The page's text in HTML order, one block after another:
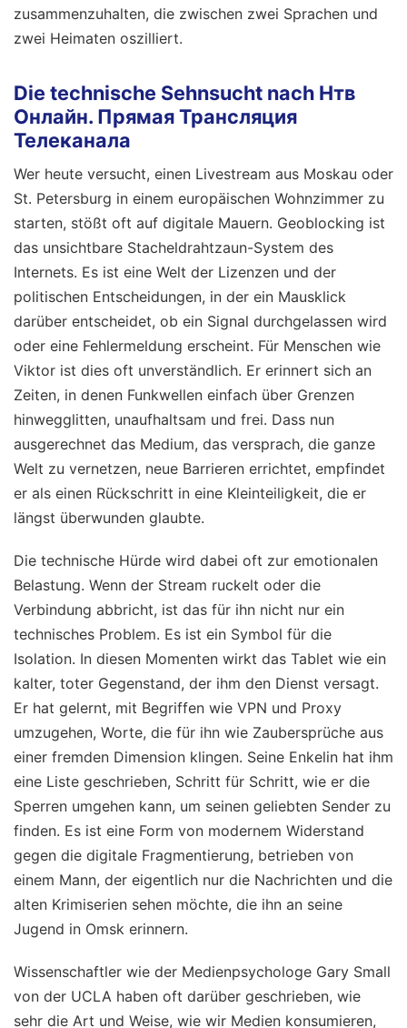
zusammenzuhalten, die zwischen zwei Sprachen und
zwei Heimaten oszilliert.
Die technische Sehnsucht nach Нтв
Онлайн. Прямая Трансляция
Телеканала
Wer heute versucht, einen Livestream aus Moskau oder
St. Petersburg in einem europäischen Wohnzimmer zu
starten, stößt oft auf digitale Mauern. Geoblocking ist
das unsichtbare Stacheldrahtzaun-System des
Internets. Es ist eine Welt der Lizenzen und der
politischen Entscheidungen, in der ein Mausklick
darüber entscheidet, ob ein Signal durchgelassen wird
oder eine Fehlermeldung erscheint. Für Menschen wie
Viktor ist dies oft unverständlich. Er erinnert sich an
Zeiten, in denen Funkwellen einfach über Grenzen
hinwegglitten, unaufhaltsam und frei. Dass nun
ausgerechnet das Medium, das versprach, die ganze
Welt zu vernetzen, neue Barrieren errichtet, empfindet
er als einen Rückschritt in eine Kleinteiligkeit, die er
längst überwunden glaubte.
Die technische Hürde wird dabei oft zur emotionalen
Belastung. Wenn der Stream ruckelt oder die
Verbindung abbricht, ist das für ihn nicht nur ein
technisches Problem. Es ist ein Symbol für die
Isolation. In diesen Momenten wirkt das Tablet wie ein
kalter, toter Gegenstand, der ihm den Dienst versagt.
Er hat gelernt, mit Begriffen wie VPN und Proxy
umzugehen, Worte, die für ihn wie Zaubersprüche aus
einer fremden Dimension klingen. Seine Enkelin hat ihm
eine Liste geschrieben, Schritt für Schritt, wie er die
Sperren umgehen kann, um seinen geliebten Sender zu
finden. Es ist eine Form von modernem Widerstand
gegen die digitale Fragmentierung, betrieben von
einem Mann, der eigentlich nur die Nachrichten und die
alten Krimiserien sehen möchte, die ihn an seine
Jugend in Omsk erinnern.
Wissenschaftler wie der Medienpsychologe Gary Small
von der UCLA haben oft darüber geschrieben, wie
sehr die Art und Weise, wie wir Medien konsumieren,